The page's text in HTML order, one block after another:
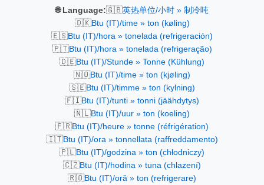
🌐 Language:🇬🇧英热单位/小时 » 制冷吨
🇩🇰Btu (IT)/time » ton (køling)
🇪🇸Btu (IT)/hora » tonelada (refrigeración)
🇵🇹Btu (IT)/hora » tonelada (refrigeração)
🇩🇪Btu (IT)/Stunde » Tonne (Kühlung)
🇳🇴Btu (IT)/time » ton (kjøling)
🇸🇪Btu (IT)/timme » ton (kylning)
🇫🇮Btu (IT)/tunti » tonni (jäähdytys)
🇳🇱Btu (IT)/uur » ton (koeling)
🇫🇷Btu (IT)/heure » tonne (réfrigération)
🇮🇹Btu (IT)/ora » tonnellata (raffreddamento)
🇵🇱Btu (IT)/godzina » ton (chłodniczy)
🇨🇿Btu (IT)/hodina » tuna (chlazení)
🇷🇴Btu (IT)/oră » ton (refrigerare)